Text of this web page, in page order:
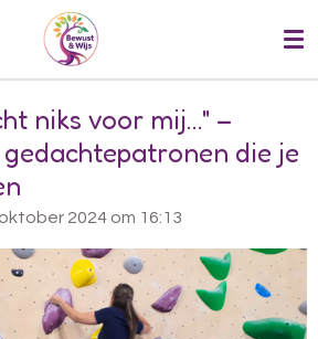
niks voor mij…" –
die je
2024 om 16:13